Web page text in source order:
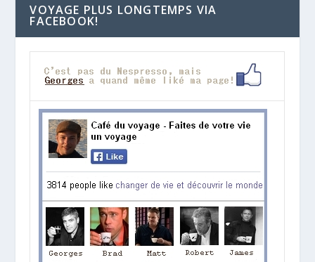
VOYAGE PLUS LONGTEMPS VIA
FACEBOOK!